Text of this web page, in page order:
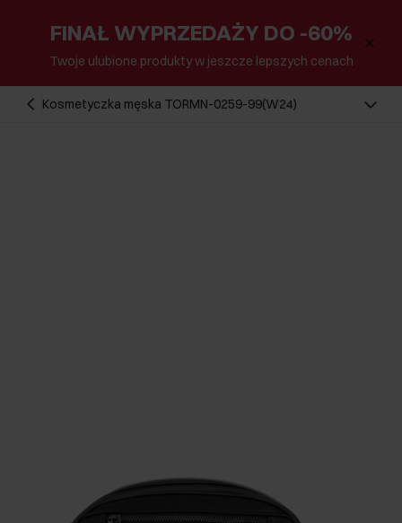
FINAŁ WYPRZEDAŻY DO -60%
Twoje ulubione produkty w jeszcze lepszych cenach
Kosmetyczka męska TORMN-0259-99(W24)